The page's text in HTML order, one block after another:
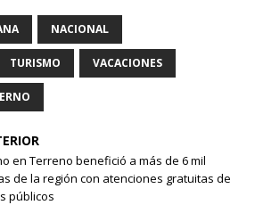
NACIONAL
TURISMO VACACIONES
en Terreno benefició a más de 6 mil
de la región con atenciones gratuitas de
públicos